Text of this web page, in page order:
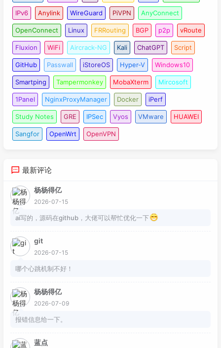
IPv6 Anylink WireGuard PiVPN AnyConnect
OpenConnect Linux FRRouting BGP p2p vRoute
Fluxion WiFi Aircrack-NG Kali ChatGPT Script
GitHub Passwall iStoreOS Hyper-V Windows10
Smartping Tampermonkey MobaXterm Mircosoft
1Panel NginxProxyManager Docker iPerf
Study Notes GRE IPSec Vyos VMware HUAWEI
Sangfor OpenWrt OpenVPN
最新评论
杨杨得亿
2026-07-15
ai写的，源码在github，大佬可以帮忙优化一下
git
2026-07-15
哪个心跳机制不好！
杨杨得亿
2026-07-09
报错信息给一下。
蓝点